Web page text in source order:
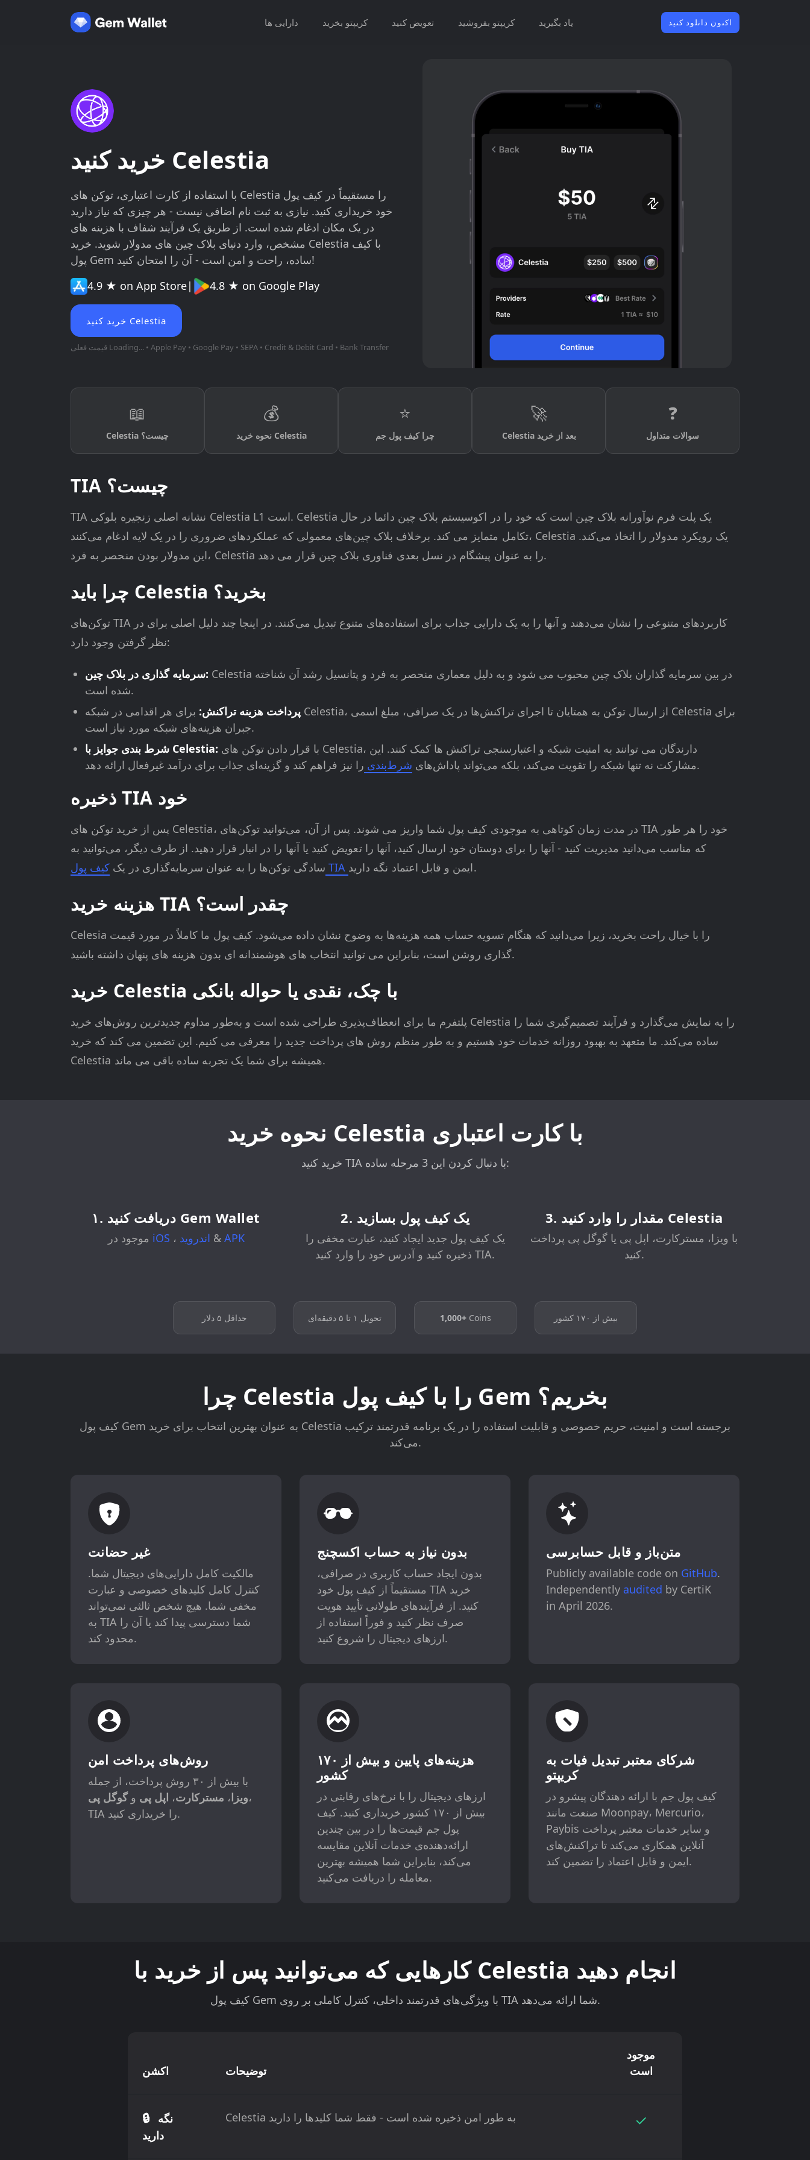
دارایی ها کریپتو بخرید تعویض کنید کریپتو بفروشید یاد بگیرید اکنون دانلود کنید
خرید کنید Celestia
با استفاده از کارت اعتباری، توکن های Celestia را مستقیماً در کیف پول
خود خریداری کنید. نیازی به ثبت نام اضافی نیست - هر چیزی که نیاز دارید
در یک مکان ادغام شده است. از طریق یک فرآیند شفاف با هزینه های
مشخص، وارد دنیای بلاک چین های مدولار شوید. خرید Celestia با کیف
پول Gem ساده، راحت و امن است - آن را امتحان کنید!
4.9 ★ on App Store| 4.8 ★ on Google Play
خرید کنید Celestia
Loading... • Apple Pay • Google Pay • SEPA • Credit & Debit Card • Bank Transfer
📖
Celestia چیست؟
💰
نحوه خرید Celestia
⭐
چرا کیف پول جم
🚀
Celestia بعد از خرید
❓
سوالات متداول
TIA چیست؟
TIA نشانه اصلی زنجیره بلوکی Celestia L1 است. Celestia یک پلت فرم نوآورانه بلاک چین است که خود را در اکوسیستم بلاک چین دائما در حال
تکامل متمایز می کند. برخلاف بلاک چین‌های معمولی که عملکردهای ضروری را در یک لایه ادغام می‌کنند، Celestia یک رویکرد مدولار را اتخاذ می‌کند.
این مدولار بودن منحصر به فرد، Celestia را به عنوان پیشگام در نسل بعدی فناوری بلاک چین قرار می دهد.
چرا باید Celestia بخرید؟
توکن‌های TIA کاربردهای متنوعی را نشان می‌دهند و آنها را به یک دارایی جذاب برای استفاده‌های متنوع تبدیل می‌کنند. در اینجا چند دلیل اصلی برای در
نظر گرفتن وجود دارد:
سرمایه گذاری در بلاک چین: Celestia در بین سرمایه گذاران بلاک چین محبوب می شود و به دلیل معماری منحصر به فرد و پتانسیل رشد آن شناخته
شده است.
پرداخت هزینه تراکنش: برای هر اقدامی در شبکه Celestia، از ارسال توکن به همتایان تا اجرای تراکنش‌ها در یک صرافی، مبلغ اسمی Celestia برای
جبران هزینه‌های شبکه مورد نیاز است.
شرط بندی جوایز با Celestia: با قرار دادن توکن های Celestia، دارندگان می توانند به امنیت شبکه و اعتبارسنجی تراکنش ها کمک کنند. این
مشارکت نه تنها شبکه را تقویت می‌کند، بلکه می‌تواند پاداش‌های شرط‌بندی را نیز فراهم کند و گزینه‌ای جذاب برای درآمد غیرفعال ارائه دهد.
ذخیره TIA خود
پس از خرید توکن های Celestia، در مدت زمان کوتاهی به موجودی کیف پول شما واریز می شوند. پس از آن، می‌توانید توکن‌های TIA خود را هر طور
که مناسب می‌دانید مدیریت کنید - آنها را برای دوستان خود ارسال کنید، آنها را تعویض کنید یا آنها را در انبار قرار دهید. از طرف دیگر، می‌توانید به
سادگی توکن‌ها را به عنوان سرمایه‌گذاری در یک کیف پول TIA ایمن و قابل اعتماد نگه دارید.
هزینه خرید TIA چقدر است؟
Celesia را با خیال راحت بخرید، زیرا می‌دانید که هنگام تسویه حساب همه هزینه‌ها به وضوح نشان داده می‌شود. کیف پول ما کاملاً در مورد قیمت
گذاری روشن است، بنابراین می توانید انتخاب های هوشمندانه ای بدون هزینه های پنهان داشته باشید.
خرید Celestia با چک، نقدی یا حواله بانکی
پلتفرم ما برای انعطاف‌پذیری طراحی شده است و به‌طور مداوم جدیدترین روش‌های خرید Celestia را به نمایش می‌گذارد و فرآیند تصمیم‌گیری شما را
ساده می‌کند. ما متعهد به بهبود روزانه خدمات خود هستیم و به طور منظم روش های پرداخت جدید را معرفی می کنیم. این تضمین می کند که خرید
Celestia همیشه برای شما یک تجربه ساده باقی می ماند.
نحوه خرید Celestia با کارت اعتباری
خرید کنید TIA با دنبال کردن این 3 مرحله ساده:
۱. دریافت کنید Gem Wallet
iOS ، & APK
2. یک کیف پول بسازید
یک کیف پول جدید ایجاد کنید، عبارت مخفی را
ذخیره کنید و آدرس خود را وارد کنید TIA.
3. مقدار را وارد کنید Celestia
با ویزا، مسترکارت، اپل پی یا گوگل پی پرداخت
کنید.
حداقل ۵ دلار تحویل ۱ تا ۵ دقیقه‌ای 1,000+Coins بیش از ۱۷۰ کشور
چرا Celestia را با کیف پول Gem بخریم؟
کیف پول Gem به عنوان بهترین انتخاب برای خرید Celestia برجسته است و امنیت، حریم خصوصی و قابلیت استفاده را در یک برنامه قدرتمند ترکیب
می‌کند.
غیر حضانت
مالکیت کامل دارایی‌های دیجیتال شما.
کنترل کامل کلیدهای خصوصی و عبارت
مخفی شما. هیچ شخص ثالثی نمی‌تواند
به TIA شما دسترسی پیدا کند یا آن را
محدود کند.
بدون نیاز به حساب اکسچنج
بدون ایجاد حساب کاربری در صرافی،
مستقیماً از کیف پول خود TIA خرید
کنید. از فرآیندهای طولانی تأیید هویت
صرف نظر کنید و فوراً استفاده از
ارزهای دیجیتال را شروع کنید.
متن‌باز و قابل حسابرسی
Publicly available code on GitHub.
Independently audited by CertiK
in April 2026.
روش‌های پرداخت امن
با بیش از ۳۰ روش پرداخت، از جمله
ویزا، مسترکارت، اپل پی وگوگل پی
،
TIA را خریداری کنید.
هزینه‌های پایین و بیش از ۱۷۰
کشور
ارزهای دیجیتال را با نرخ‌های رقابتی در
بیش از ۱۷۰ کشور خریداری کنید. کیف
پول جم قیمت‌ها را در بین چندین
ارائه‌دهنده‌ی خدمات آنلاین مقایسه
می‌کند، بنابراین شما همیشه بهترین
معامله را دریافت می‌کنید.
شرکای معتبر تبدیل فیات به
کریپتو
کیف پول جم با ارائه دهندگان پیشرو در
صنعت مانند Moonpay، Mercurio،
Paybis و سایر خدمات معتبر پرداخت
آنلاین همکاری می‌کند تا تراکنش‌های
ایمن و قابل اعتماد را تضمین کند.
کارهایی که می‌توانید پس از خرید با Celestia انجام دهید
کیف پول Gem با ویژگی‌های قدرتمند داخلی، کنترل کاملی بر روی TIA شما ارائه می‌دهد.
اکشن توضیحات
موجود
است
🔒
دارید
Celestia به طور امن ذخیره شده است - فقط شما کلیدها را دارید ✓